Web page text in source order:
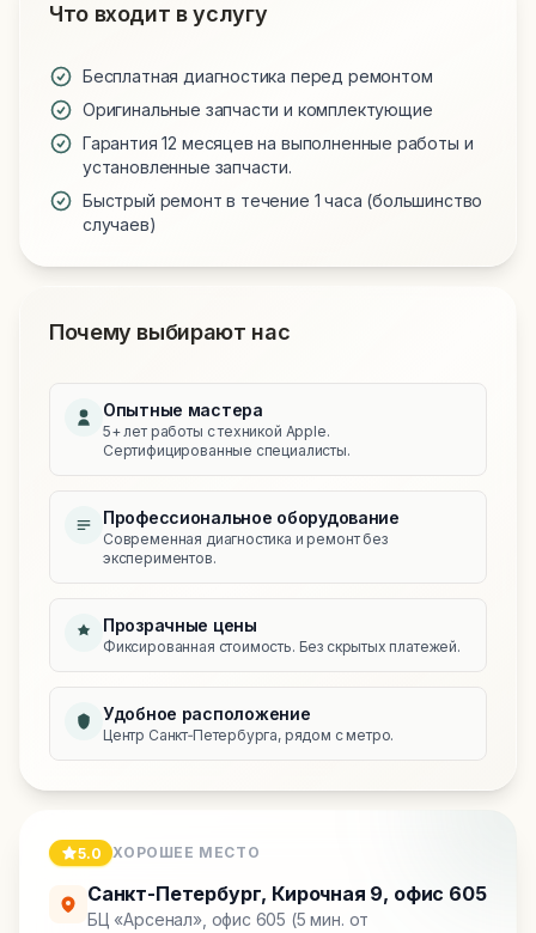
Что входит в услугу
Бесплатная диагностика перед ремонтом
Оригинальные запчасти и комплектующие
Гарантия 12 месяцев на выполненные работы и
установленные запчасти.
Быстрый ремонт в течение 1 часа (большинство
случаев)
Почему выбирают нас
Опытные мастера
5+ лет работы с техникой Apple.
Сертифицированные специалисты.
Профессиональное оборудование
Современная диагностика и ремонт без
экспериментов.
Прозрачные цены
Фиксированная стоимость. Без скрытых платежей.
Удобное расположение
Центр Санкт‑Петербурга, рядом с метро.
5.0 ХОРОШЕЕ МЕСТО
Санкт-Петербург, Кирочная 9, офис 605
БЦ «Арсенал», офис 605 (5 мин. от